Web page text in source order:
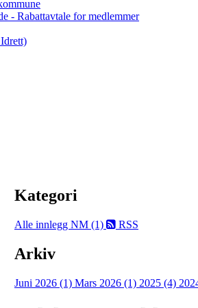
- Rabattavtale for medlemmer
Kategori
Alle innlegg NM (1) RSS
Arkiv
Juni 2026 (1) Mars 2026 (1) 2025 (4)